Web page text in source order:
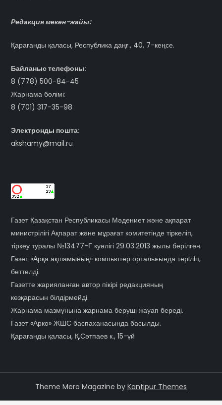
Редакция мекен-жайы:
Қарағанды қаласы, Республика даңғ., 40, 7-кеңсе.
Байланыс телефоны:
8 (778) 500-84-45
Жарнама бөлімі:
8 (701) 317-35-98
Электронды пошта:
akshamy@mail.ru
Газет Қазақстан Республикасы Мәдениет және ақпарат
министрілігі Ақпарат және мұрағат комитетінде тіркеліп,
тіркеу туралы №13477-Г куәлігі 29.03.2013 жылы берілген.
Газет «Арқа ақшамының» компьютер орталығында терiлiп,
беттелді.
Газетте жарияланған автор пікірі редакцияның
көзқарасын білдірмейді.
Жарнама мазмұнына жарнама беруші жауап береді.
Газет «Арко» ЖШС баспаханасында басылды.
Қарағанды қаласы, Қ.Сәтпаев к., 15-үй
Theme Mero Magazine by Kantipur Themes